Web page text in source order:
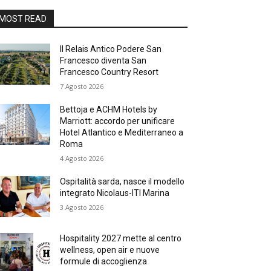
READ
Il Relais Antico Podere San
Francesco diventa San
Francesco Country Resort
7 Agosto 2026
Bettoja e ACHM Hotels by
Marriott: accordo per unificare
Hotel Atlantico e Mediterraneo a
Roma
4 Agosto 2026
Ospitalità sarda, nasce il modello
integrato Nicolaus-ITI Marina
3 Agosto 2026
Hospitality 2027 mette al centro
wellness, open air e nuove
formule di accoglienza